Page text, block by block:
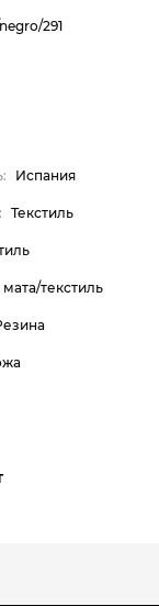
291
Испания
Текстиль
мата/текстиль
следующих после